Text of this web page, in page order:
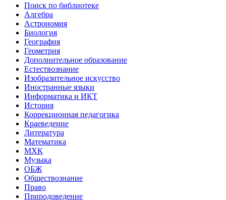
Поиск по библиотеке
Алгебра
Астрономия
Биология
География
Геометрия
Дополнительное образование
Естествознание
Изобразительное искусство
Иностранные языки
Информатика и ИКТ
История
Коррекционная педагогика
Краеведение
Литература
Математика
МХК
Музыка
ОБЖ
Обществознание
Право
Природоведение